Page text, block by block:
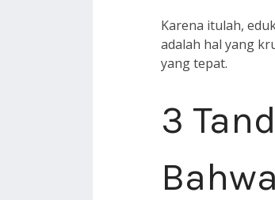
Karena itulah,
adalah hal yang
yang tepat.
3